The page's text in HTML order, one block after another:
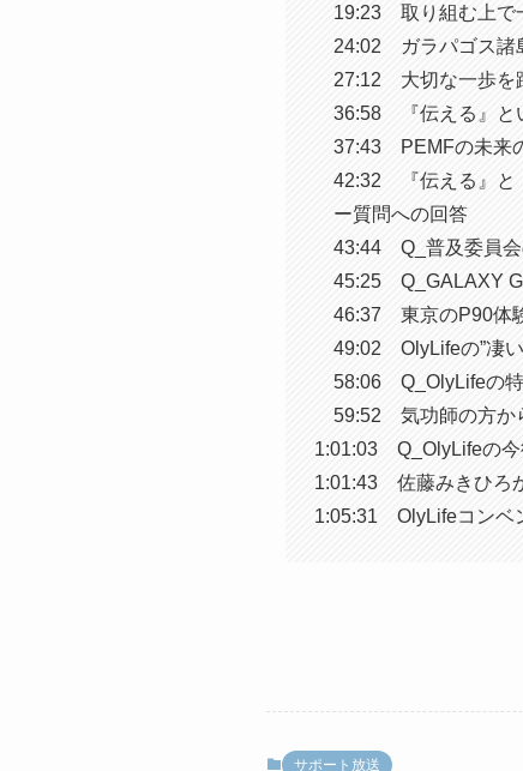
19:23 取り組む上で
24:02 ガラパゴス諸
27:12 大切な一歩を
36:58 『伝える』と
37:43 PEMFの未来
42:32 『伝える』と
ー質問への回答
43:44 Q_普及委員会
45:25 Q_GALAXY
46:37 東京のP90体
49:02 OlyLifeの”凄い
58:06 Q_OlyLifeの特
59:52 気功師の方か
1:01:03 Q_OlyLifeの今
1:01:43 佐藤みきひろ
1:05:31 OlyLifeコンベ
サポート放送